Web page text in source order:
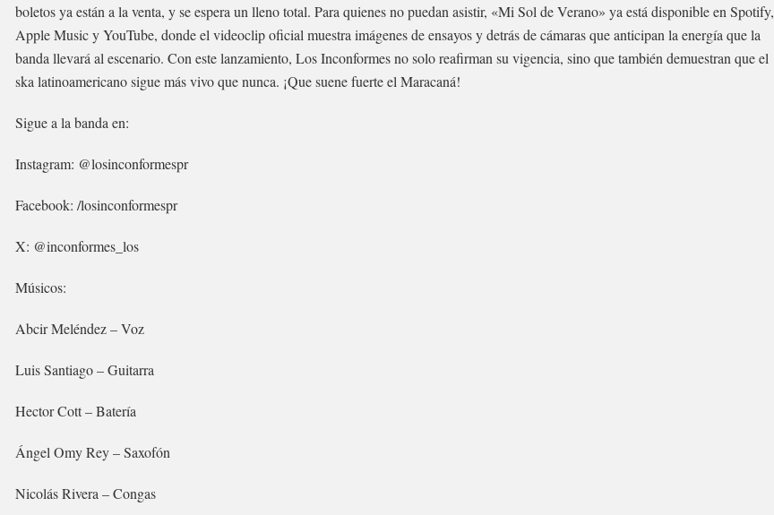
boletos ya están a la venta, y se espera un lleno total. Para quienes no puedan asistir, «Mi Sol de Verano» ya está disponible en Spotify,
Apple Music y YouTube, donde el videoclip oficial muestra imágenes de ensayos y detrás de cámaras que anticipan la energía que la
banda llevará al escenario. Con este lanzamiento, Los Inconformes no solo reafirman su vigencia, sino que también demuestran que el
ska latinoamericano sigue más vivo que nunca. ¡Que suene fuerte el Maracaná!
Sigue a la banda en:
Instagram: @losinconformespr
Facebook: /losinconformespr
X: @inconformes_los
Músicos:
Abcir Meléndez – Voz
Luis Santiago – Guitarra
Hector Cott – Batería
Ángel Omy Rey – Saxofón
Nicolás Rivera – Congas